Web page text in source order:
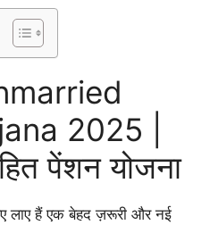
2025 |
पेंशन योजना
लाए हैं एक बेहद ज़रूरी और नई